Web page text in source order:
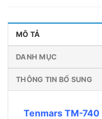
MÔ TẢ
DANH MỤC
THÔNG TIN BỔ SUNG
Tenmars TM-740